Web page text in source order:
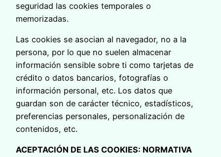
seguridad las cookies temporales o
memorizadas.
Las cookies se asocian al navegador, no a la
persona, por lo que no suelen almacenar
información sensible sobre ti como tarjetas de
crédito o datos bancarios, fotografías o
información personal, etc. Los datos que
guardan son de carácter técnico, estadísticos,
preferencias personales, personalización de
contenidos, etc.
ACEPTACIÓN DE LAS COOKIES: NORMATIVA